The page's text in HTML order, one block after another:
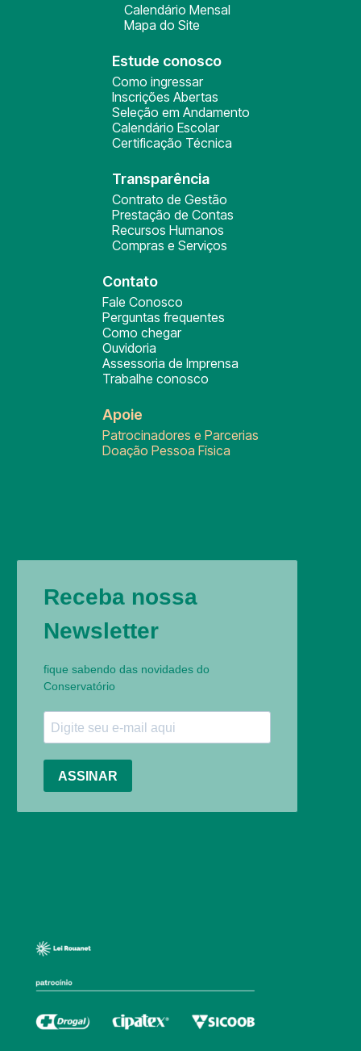
Calendário Mensal
Mapa do Site
Estude conosco
Como ingressar
Inscrições Abertas
Seleção em Andamento
Calendário Escolar
Certificação Técnica
Transparência
Contrato de Gestão
Prestação de Contas
Recursos Humanos
Compras e Serviços
Contato
Fale Conosco
Perguntas frequentes
Como chegar
Ouvidoria
Assessoria de Imprensa
Trabalhe conosco
Apoie
Patrocinadores e Parcerias
Doação Pessoa Física